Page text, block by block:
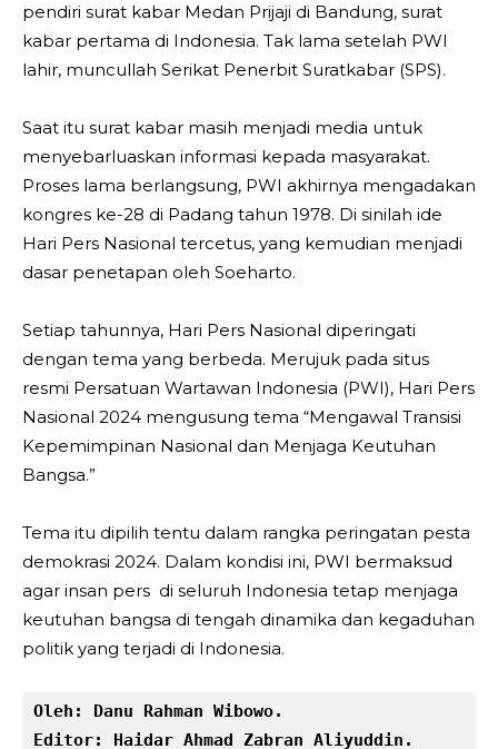
pendiri surat kabar Medan Prijaji di Bandung, surat
kabar pertama di Indonesia. Tak lama setelah PWI
lahir, muncullah Serikat Penerbit Suratkabar (SPS).
Saat itu surat kabar masih menjadi media untuk
menyebarluaskan informasi kepada masyarakat.
Proses lama berlangsung, PWI akhirnya mengadakan
kongres ke-28 di Padang tahun 1978. Di sinilah ide
Hari Pers Nasional tercetus, yang kemudian menjadi
dasar penetapan oleh Soeharto.
Setiap tahunnya, Hari Pers Nasional diperingati
dengan tema yang berbeda. Merujuk pada situs
resmi Persatuan Wartawan Indonesia (PWI), Hari Pers
Nasional 2024 mengusung tema “Mengawal Transisi
Kepemimpinan Nasional dan Menjaga Keutuhan
Bangsa.”
Tema itu dipilih tentu dalam rangka peringatan pesta
demokrasi 2024. Dalam kondisi ini, PWI bermaksud
agar insan pers di seluruh Indonesia tetap menjaga
keutuhan bangsa di tengah dinamika dan kegaduhan
politik yang terjadi di Indonesia.
Oleh: Danu Rahman Wibowo.
Editor: Haidar Ahmad Zabran Aliyuddin.